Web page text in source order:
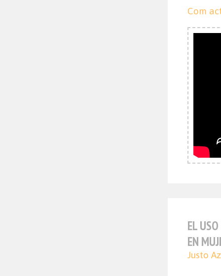
Com
EL
EN
Justo